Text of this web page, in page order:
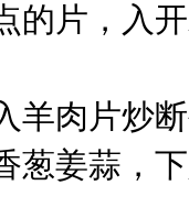
的片，入
羊肉片炒
葱姜蒜，